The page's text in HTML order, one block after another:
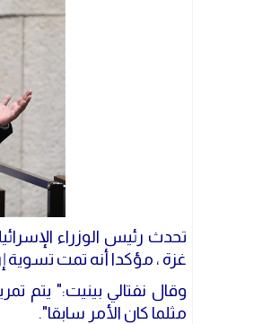
تحدث رئيس الوزراء
غزة ، مؤكدا أنه تمت تسوية
وقال نفتالي بينيت:" يتم
مثلما كان الأمر سابقا".